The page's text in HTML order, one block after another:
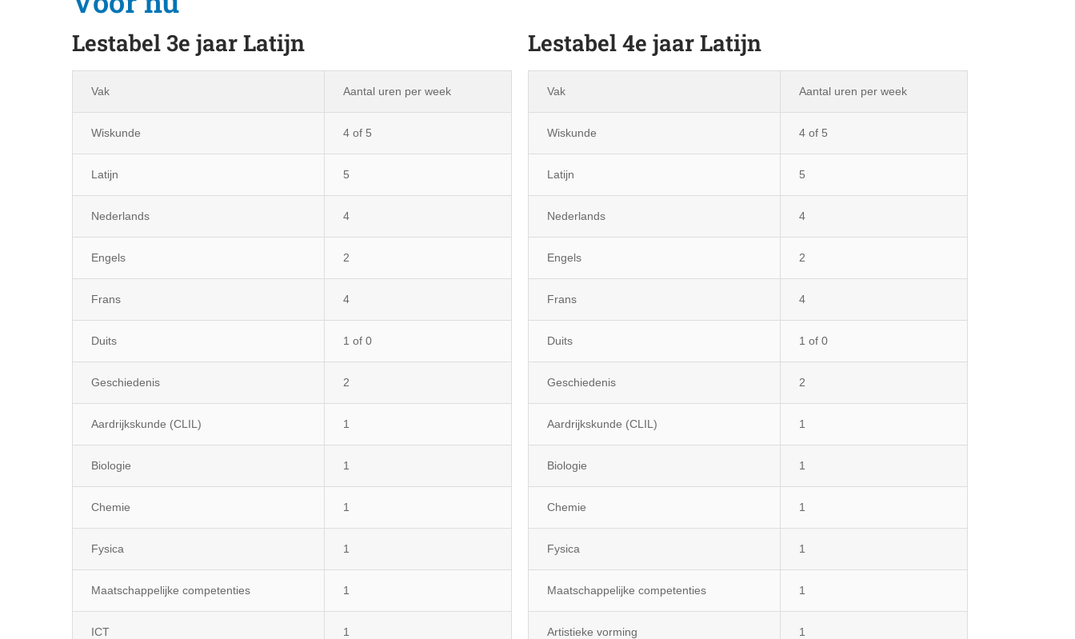
Lestabel 3e jaar Latijn
Vak Aantal uren per week
Wiskunde 4 of 5
Latijn 5
Nederlands 4
Engels 2
Frans 4
Duits 1 of 0
Geschiedenis 2
Aardrijkskunde (CLIL) 1
Biologie 1
Chemie 1
Fysica 1
Maatschappelijke competenties 1
ICT 1
Lestabel 4e jaar Latijn
Vak Aantal uren per week
Wiskunde 4 of 5
Latijn 5
Nederlands 4
Engels 2
Frans 4
Duits 1 of 0
Geschiedenis 2
Aardrijkskunde (CLIL) 1
Biologie 1
Chemie 1
Fysica 1
Maatschappelijke competenties 1
Artistieke vorming 1